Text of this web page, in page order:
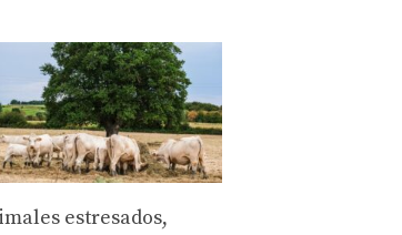
estresados,